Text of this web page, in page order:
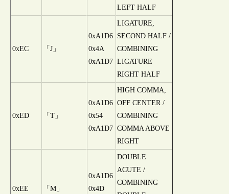
LEFT HALF
0xEC 「J」
0xA1D6
0x4A
0xA1D7
LIGATURE,
SECOND HALF /
COMBINING
LIGATURE
RIGHT HALF
0xED 「T」
0xA1D6
0x54
0xA1D7
HIGH COMMA,
OFF CENTER /
COMBINING
COMMA ABOVE
RIGHT
0xEE 「M」
0xA1D6
0x4D
DOUBLE
ACUTE /
COMBINING